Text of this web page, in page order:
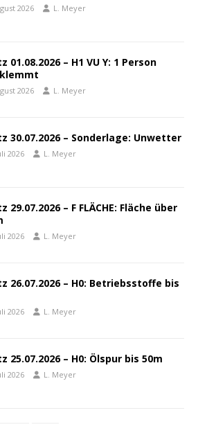
2026 L. Meyer
01.08.2026 – H1 VU Y: 1 Person
2026 L. Meyer
30.07.2026 – Sonderlage: Unwetter
2026 L. Meyer
29.07.2026 – F FLÄCHE: Fläche über
2026 L. Meyer
26.07.2026 – H0: Betriebsstoffe bis
2026 L. Meyer
25.07.2026 – H0: Ölspur bis 50m
2026 L. Meyer